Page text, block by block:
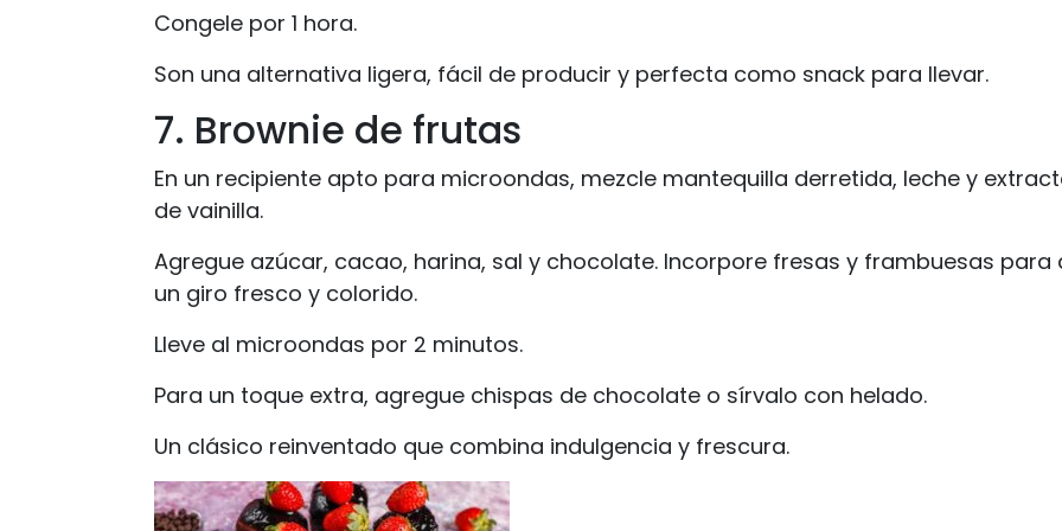
Congele por 1 hora.
Son una alternativa ligera, fácil de producir y perfecta como snack para llevar.
7. Brownie de frutas
En un recipiente apto para microondas, mezcle mantequilla derretida, leche y
de vainilla.
Agregue azúcar, cacao, harina, sal y chocolate. Incorpore fresas y frambuesas para
un giro fresco y colorido.
Lleve al microondas por 2 minutos.
Para un toque extra, agregue chispas de chocolate o sírvalo con helado.
Un clásico reinventado que combina indulgencia y frescura.